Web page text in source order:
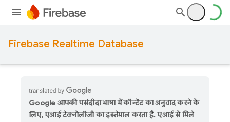
Firebase Realtime Database
Google आपकी पसंदीदा भाषा में कॉन्टेंट का अनुवाद करने के
लिए, एआई टेक्नोलॉजी का इस्तेमाल करता है. एआई से मिले